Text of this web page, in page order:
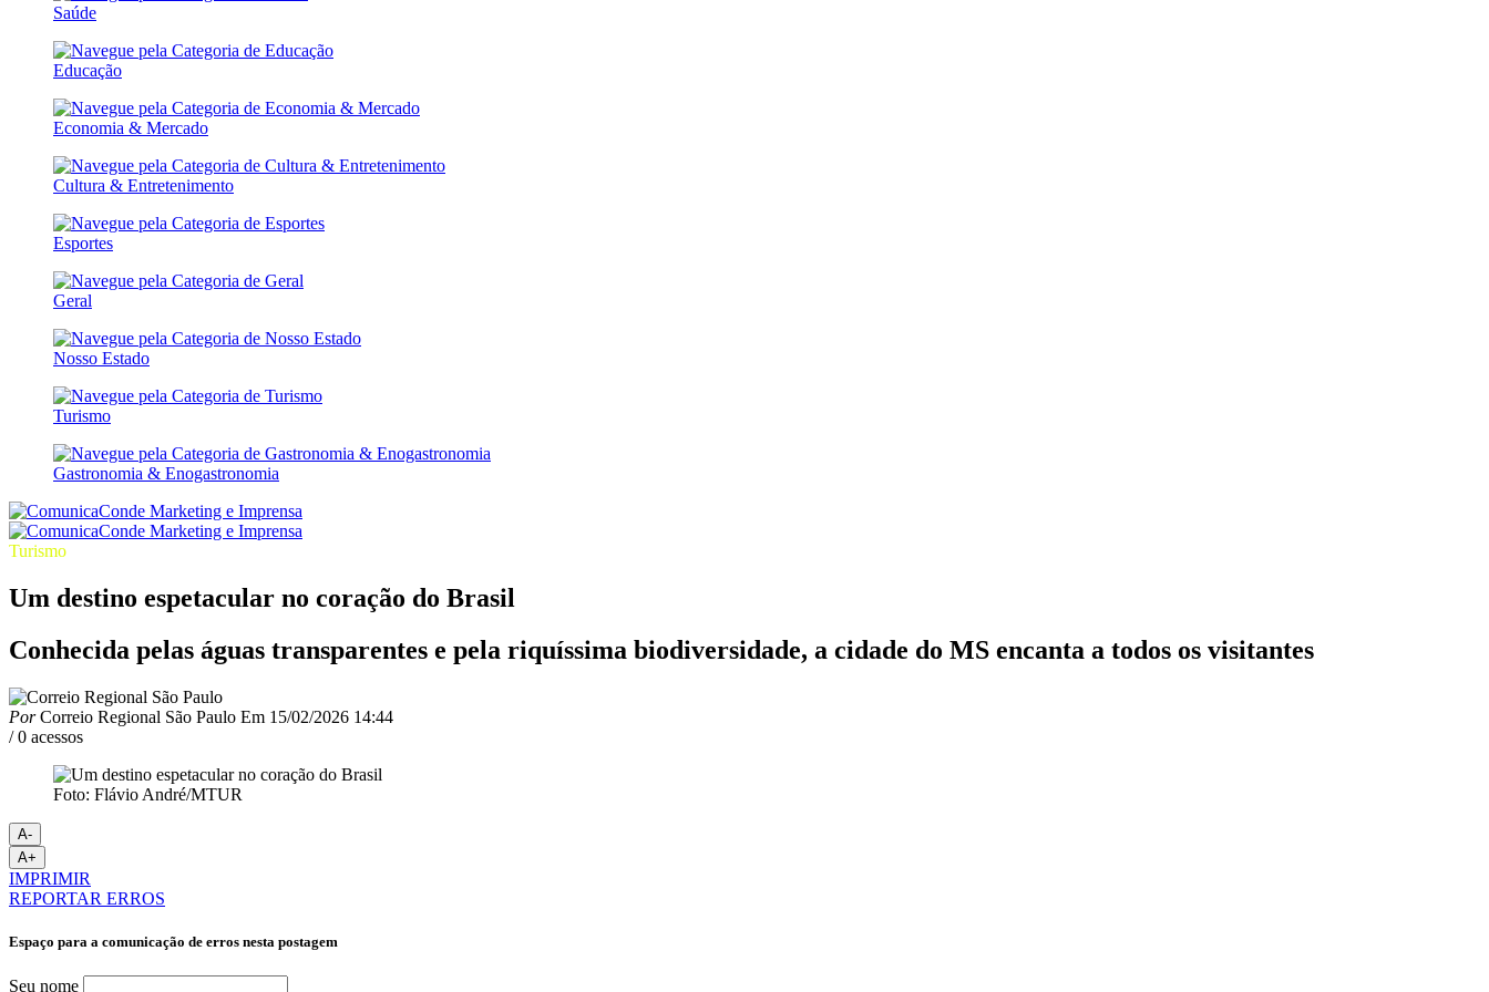
Saúde
Educação
Economia & Mercado
Cultura & Entretenimento
Esportes
Geral
Nosso Estado
Turismo
Gastronomia & Enogastronomia
Turismo
Um destino espetacular no coração do Brasil
Conhecida pelas águas transparentes e pela riquíssima biodiversidade, a cidade do MS encanta a todos os visitantes
PorCorreio Regional São Paulo Em 15/02/2026 14:44
/ 0 acessos
Foto: Flávio André/MTUR
A-
A+
IMPRIMIR
REPORTAR ERROS
Espaço para a comunicação de erros nesta postagem
Seu nome